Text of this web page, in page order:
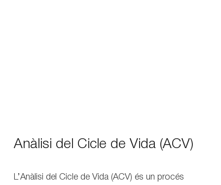
Anàlisi del Cicle de Vida (ACV)
L’Anàlisi del Cicle de Vida (ACV) és un procés